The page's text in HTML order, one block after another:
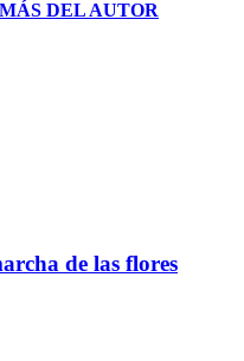
MÁS DEL AUTOR
de las flores